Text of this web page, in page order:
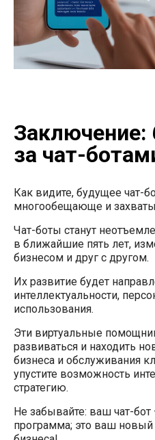
за чат-
Как видите, будущее чат-
многообещающе и
Чат-боты станут
в ближайшие пять лет,
бизнесом и друг с другом.
Их развитие будет
интеллектуальности,
использования.
Эти виртуальные
развиваться и находить
бизнеса и обслуживания
упустите возможность
стратегию.
Не забывайте: ваш чат-бот
программа; это ваш